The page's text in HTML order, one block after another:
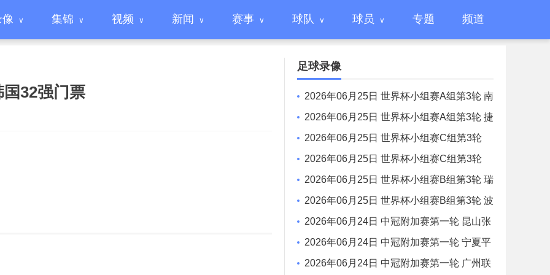
像 集锦 视频 新闻 赛事 球队 球员 专题 频道
32强门票
足球录像
2026年06月25日 世界杯小组赛A组第3轮 南
非vs 韩国 全场录像
2026年06月25日 世界杯小组赛A组第3轮 捷
克vs墨西哥 全场录像
2026年06月25日 世界杯小组赛C组第3轮
苏格兰vs巴西 全场录像
2026年06月25日 世界杯小组赛C组第3轮
摩洛哥vs海地 全场录像
2026年06月25日 世界杯小组赛B组第3轮 瑞
士vs加拿大 全场录像
2026年06月25日 世界杯小组赛B组第3轮 波
黑vs卡塔尔 全场录像
2026年06月24日 中冠附加赛第一轮 昆山张
浦竞技 VS 辽宁盛京新锐 全场录像
2026年06月24日 中冠附加赛第一轮 宁夏平
罗恒利 VS 自贡弘祥电碳 全场录像
2026年06月24日 中冠附加赛第一轮 广州联